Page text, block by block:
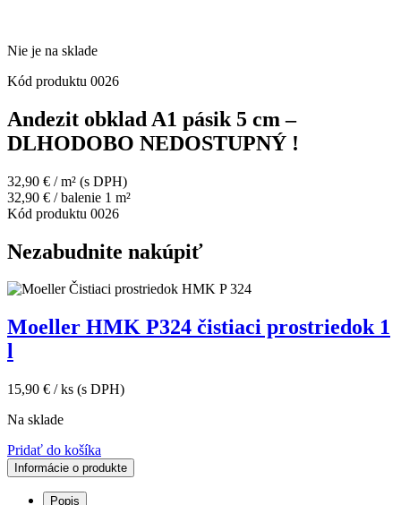
Nie je na sklade
Kód produktu 0026
Andezit obklad A1 pásik 5 cm –
DLHODOBO NEDOSTUPNÝ !
32,90 € / m² (s DPH)
32,90 € / balenie 1 m²
Kód produktu 0026
Nezabudnite nakúpiť
Moeller HMK P324 čistiaci prostriedok 1
l
15,90 € / ks (s DPH)
Na sklade
Pridať do košíka
Informácie o produkte
Popis